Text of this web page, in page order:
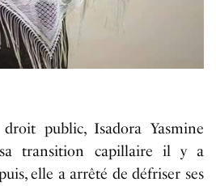
public, Isadora Yasmine
transition capillaire il y a
elle a arrêté de défriser ses